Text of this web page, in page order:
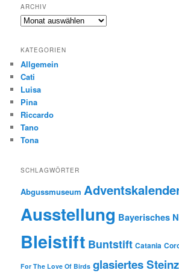
ARCHIV
Archiv
KATEGORIEN
Allgemein
Cati
Luisa
Pina
Riccardo
Tano
Tona
SCHLAGWÖRTER
Abgussmuseum
Ausstellung Bayerisches
Bleistift Buntstift Catania
For The Love Of Birds glasiertes